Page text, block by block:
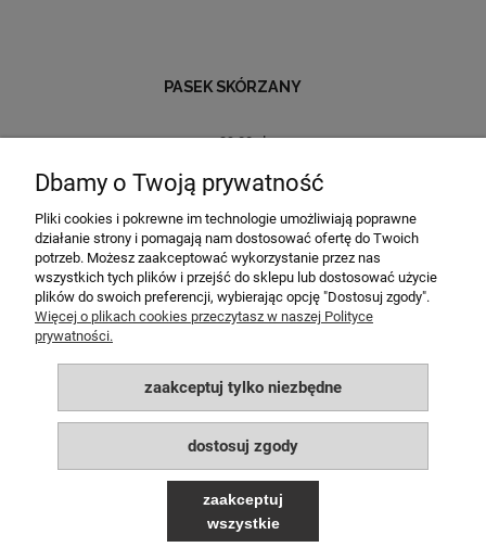
PASEK SKÓRZANY
39,00 zł
do koszyka
MOJE KONTO
POMOC
PŁATNOŚCI I DOSTAWA
INFORMACJE
O NAS
Dbamy o Twoją prywatność
Pliki cookies i pokrewne im technologie umożliwiają poprawne
działanie strony i pomagają nam dostosować ofertę do Twoich
potrzeb. Możesz zaakceptować wykorzystanie przez nas
wszystkich tych plików i przejść do sklepu lub dostosować użycie
plików do swoich preferencji, wybierając opcję "Dostosuj zgody".
Więcej o plikach cookies przeczytasz w naszej Polityce
prywatności.
zaakceptuj tylko niezbędne
dostosuj zgody
zaakceptuj
wszystkie